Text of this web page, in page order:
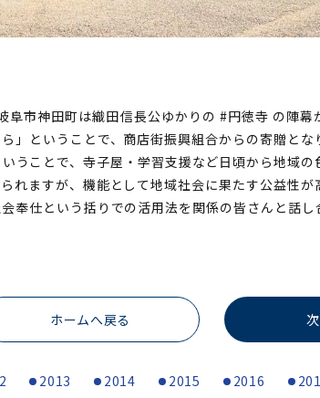
阜市神田町は織田信長公ゆかりの #円徳寺 の陣幕
」ということで、商店街振興組合からの寄贈とな
うことで、寺子屋・学習支援など日頃から地域の
れますが、機能として地域社会に果たす公益性が
奉仕という括りでの活用法を関係の皆さんと話し
ホームへ戻る
2013 2014 2015 2016